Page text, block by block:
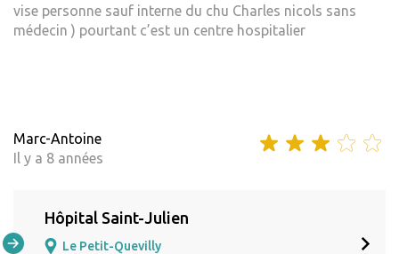
vise personne sauf interne du chu Charles nicols sans
médecin ) pourtant c’est un centre hospitalier
Marc-Antoine
Il y a 8 années
Hôpital Saint-Julien
Le Petit-Quevilly